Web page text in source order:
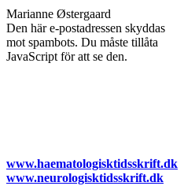
Marianne Østergaard
Den här e-postadressen skyddas
mot spambots. Du måste tillåta
JavaScript för att se den.
www.haematologisktidsskrift.dk
www.neurologisktidsskrift.dk